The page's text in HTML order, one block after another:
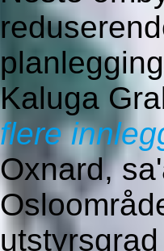
Kaluga
flere
Oxnard,